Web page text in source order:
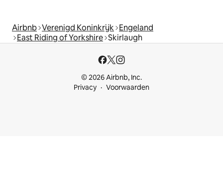
Airbnb Verenigd Koninkrijk Engeland
East Riding of Yorkshire Skirlaugh
© 2026 Airbnb, Inc.
Privacy
Voorwaarden